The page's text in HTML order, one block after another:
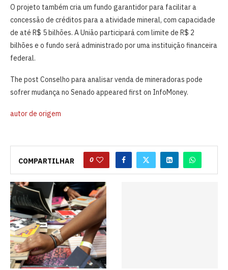
O projeto também cria um fundo garantidor para facilitar a
concessão de créditos para a atividade mineral, com capacidade
de até R$ 5 bilhões. A União participará com limite de R$ 2
bilhões e o fundo será administrado por uma instituição financeira
federal.
The post Conselho para analisar venda de mineradoras pode
sofrer mudança no Senado appeared first on InfoMoney.
autor de origem
COMPARTILHAR 0